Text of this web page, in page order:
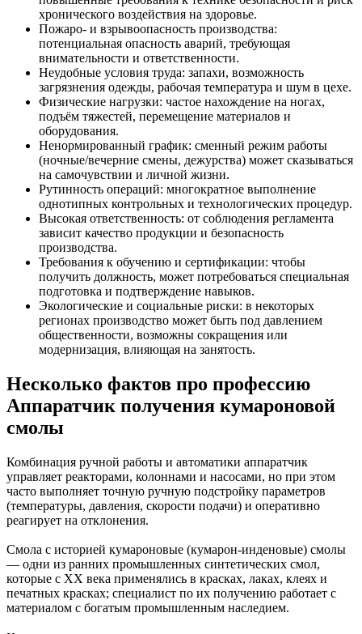
хронического воздействия на здоровье.
Пожаро- и взрывоопасность производства:
потенциальная опасность аварий, требующая
внимательности и ответственности.
Неудобные условия труда: запахи, возможность
загрязнения одежды, рабочая температура и шум в цехе.
Физические нагрузки: частое нахождение на ногах,
подъём тяжестей, перемещение материалов и
оборудования.
Ненормированный график: сменный режим работы
(ночные/вечерние смены, дежурства) может сказываться
на самочувствии и личной жизни.
Рутинность операций: многократное выполнение
однотипных контрольных и технологических процедур.
Высокая ответственность: от соблюдения регламента
зависит качество продукции и безопасность
производства.
Требования к обучению и сертификации: чтобы
получить должность, может потребоваться специальная
подготовка и подтверждение навыков.
Экологические и социальные риски: в некоторых
регионах производство может быть под давлением
общественности, возможны сокращения или
модернизация, влияющая на занятость.
Несколько фактов про профессию
Аппаратчик получения кумароновой
смолы
Комбинация ручной работы и автоматики аппаратчик
управляет реакторами, колоннами и насосами, но при этом
часто выполняет точную ручную подстройку параметров
(температуры, давления, скорости подачи) и оперативно
реагирует на отклонения.
Смола с историей кумароновые (кумарон‑инденовые) смолы
— одни из ранних промышленных синтетических смол,
которые с XX века применялись в красках, лаках, клеях и
печатных красках; специалист по их получению работает с
материалом с богатым промышленным наследием.